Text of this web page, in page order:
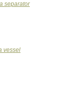
separator
vessel